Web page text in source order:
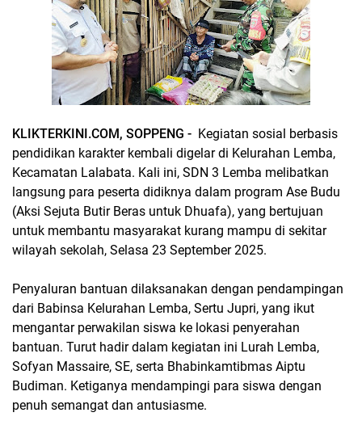
KLIKTERKINI.COM, SOPPENG - Kegiatan sosial berbasis
pendidikan karakter kembali digelar di Kelurahan Lemba,
Kecamatan Lalabata. Kali ini, SDN 3 Lemba melibatkan
langsung para peserta didiknya dalam program Ase Budu
(Aksi Sejuta Butir Beras untuk Dhuafa), yang bertujuan
untuk membantu masyarakat kurang mampu di sekitar
wilayah sekolah, Selasa 23 September 2025.
Penyaluran bantuan dilaksanakan dengan pendampingan
dari Babinsa Kelurahan Lemba, Sertu Jupri, yang ikut
mengantar perwakilan siswa ke lokasi penyerahan
bantuan. Turut hadir dalam kegiatan ini Lurah Lemba,
Sofyan Massaire, SE, serta Bhabinkamtibmas Aiptu
Budiman. Ketiganya mendampingi para siswa dengan
penuh semangat dan antusiasme.